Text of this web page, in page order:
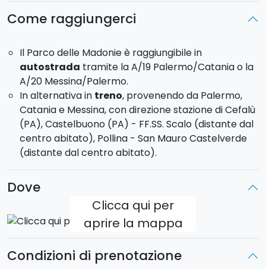
1 ora
Tour di 2 ore
Durante questo tour partirete dalleGole di Tiberio
percorrerete circa 50 km. Da qui attraverserete un
percorso misto, lungo boschi e sentieri popolati da
animali selvaticitra montagne dall'aspra e
selvaggia bellezza. Dopo le foto di rito e alcune
spiegazioni da parte delle guide, ripartiremo per
affrontare il percorso di rientro nel cuore del
, il quale vi regalerà un meraviglioso
panorama del Geoparco delle Madonie e suggestive
vedute panoramiche sul mare potendo ammirare i
magnifici boschi verdeggianti, tra cui sughereti, uliveti
molto diffusi nel nostro territorio e conosciuti
Come raggiungerci
Il Parco delle Madonie è raggiungibile in
autostrada tramite la A/19 Palermo/Catania o la
A/20 Messina/Palermo.
In alternativa in treno, provenendo da Palermo,
Catania e Messina, con direzione stazione di Cefalù
(PA), Castelbuono (PA) - FF.SS. Scalo (distante dal
centro abitato), Pollina - San Mauro Castelverde
(distante dal centro abitato).
Dove
Clicca qui per
aprire la mappa
Condizioni di prenotazione